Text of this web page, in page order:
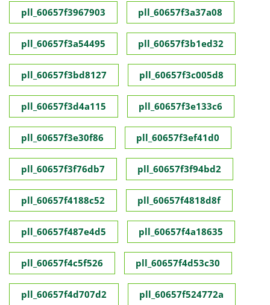
pll_60657f3967903 pll_60657f3a37a08
pll_60657f3a54495 pll_60657f3b1ed32
pll_60657f3bd8127 pll_60657f3c005d8
pll_60657f3d4a115 pll_60657f3e133c6
pll_60657f3e30f86 pll_60657f3ef41d0
pll_60657f3f76db7 pll_60657f3f94bd2
pll_60657f4188c52 pll_60657f4818d8f
pll_60657f487e4d5 pll_60657f4a18635
pll_60657f4c5f526 pll_60657f4d53c30
pll_60657f4d707d2 pll_60657f524772a